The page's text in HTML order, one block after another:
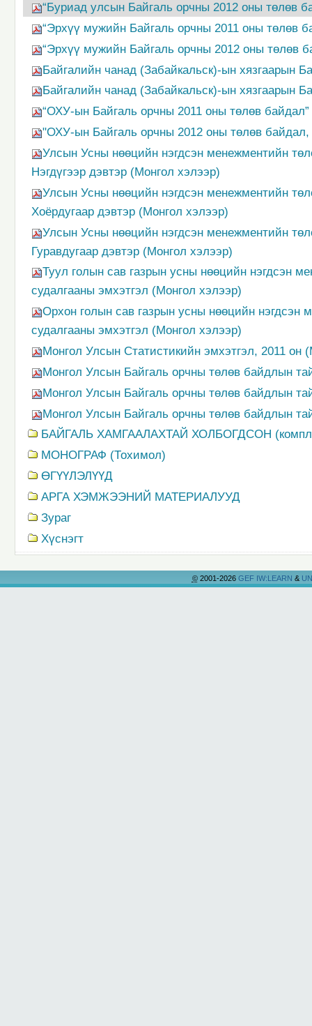
“Буриад улсын Байгаль орчны 2012 оны төлөв
“Эрхүү мужийн Байгаль орчны 2011 оны төлөв
“Эрхүү мужийн Байгаль орчны 2012 оны төлөв
Байгалийн чанад (Забайкальск)-ын хязгаарын
Байгалийн чанад (Забайкальск)-ын хязгаарын
“ОХУ-ын Байгаль орчны 2011 оны төлөв
"ОХУ-ын Байгаль орчны 2012 оны төлөв байдал,
Улсын Усны нөөцийн нэгдсэн менежментийн
Нэгдүгээр дэвтэр (Монгол хэлээр)
Улсын Усны нөөцийн нэгдсэн менежментийн
Хоёрдугаар дэвтэр (Монгол хэлээр)
Улсын Усны нөөцийн нэгдсэн менежментийн
Гуравдугаар дэвтэр (Монгол хэлээр)
Туул голын сав газрын усны нөөцийн нэгдсэн
судалгааны эмхэтгэл (Монгол хэлээр)
Орхон голын сав газрын усны нөөцийн нэгдсэн
судалгааны эмхэтгэл (Монгол хэлээр)
Монгол Улсын Статистикийн эмхэтгэл, 2011 он
Монгол Улсын Байгаль орчны төлөв байдлын
Монгол Улсын Байгаль орчны төлөв байдлын
Монгол Улсын Байгаль орчны төлөв байдлын
БАЙГАЛЬ ХАМГААЛАХТАЙ ХОЛБОГДСОН
MОНОГРАФ (Тохимол)
ӨГҮҮЛЭЛҮҮД
АРГА ХЭМЖЭЭНИЙ МАТЕРИАЛУУД
Зураг
Хүснэгт
©2001-2026 GEF IW:LEARN &